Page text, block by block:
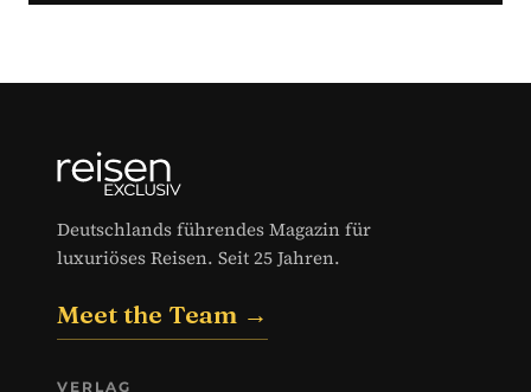
Deutschlands führendes Magazin für
luxuriöses Reisen. Seit 25 Jahren.
Meet the Team →
VERLAG